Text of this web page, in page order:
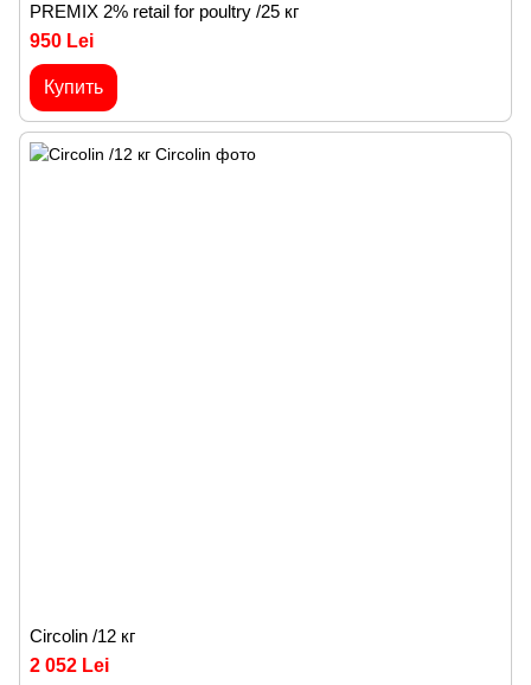
PREMIX 2% retail for poultry /25 кг
950 Lei
Купить
Circolin /12 кг
2 052 Lei